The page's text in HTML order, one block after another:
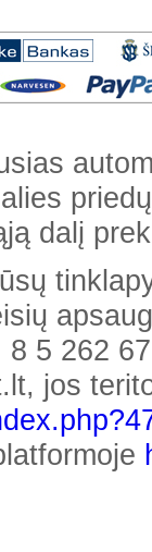
dalį
5 262
jos